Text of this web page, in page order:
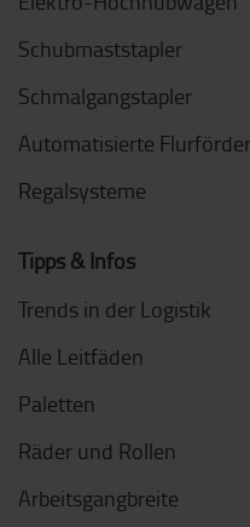
Schubmaststapler
Schmalgangstapler
Automatisierte
Regalsysteme
Tipps & Infos
Trends in der Logistik
Alle Leitfäden
Paletten
Räder und Rollen
Arbeitsgangbreite